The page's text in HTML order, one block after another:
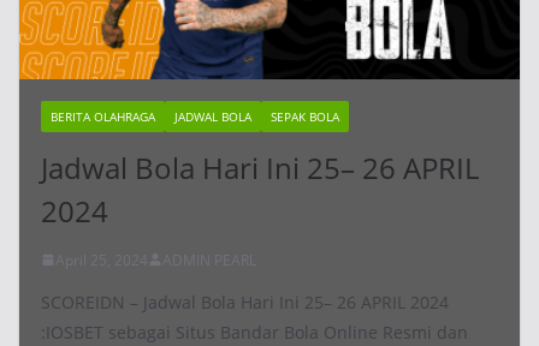
BERITA OLAHRAGA JADWAL BOLA SEPAK BOLA
Jadwal Bola Hari Ini 25– 26 APRIL
2024
April 25, 2024 ADMIN PEARL
SCOREIDN – Jadwal Bola Hari Ini 25– 26 APRIL 2024
:IOSBET sebagai Situs Bandar Bola Online Resmi dan